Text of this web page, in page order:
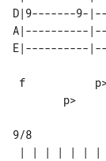
D|9-------9-
A|----------
9/8